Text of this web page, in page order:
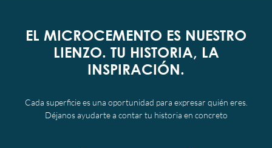
EL MICROCEMENTO ES NUESTRO
LIENZO. TU HISTORIA, LA
INSPIRACIÓN.
Cada superficie es una oportunidad para expresar quién eres.
Déjanos ayudarte a contar tu historia en concreto